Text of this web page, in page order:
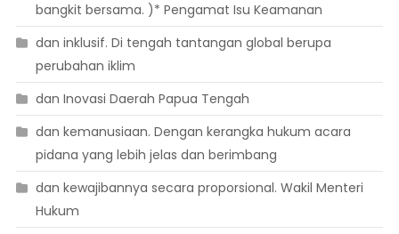
bangkit bersama. )* Pengamat Isu Keamanan
dan inklusif. Di tengah tantangan global berupa
perubahan iklim
dan Inovasi Daerah Papua Tengah
dan kemanusiaan. Dengan kerangka hukum acara
pidana yang lebih jelas dan berimbang
dan kewajibannya secara proporsional. Wakil Menteri
Hukum